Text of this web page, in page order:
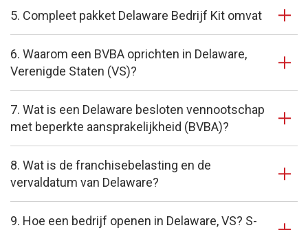
5. Compleet pakket Delaware Bedrijf Kit omvat
6. Waarom een BVBA oprichten in Delaware,
Verenigde Staten (VS)?
7. Wat is een Delaware besloten vennootschap
met beperkte aansprakelijkheid (BVBA)?
8. Wat is de franchisebelasting en de
vervaldatum van Delaware?
9. Hoe een bedrijf openen in Delaware, VS? S-